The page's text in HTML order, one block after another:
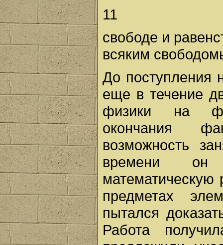
11
свободе и
всяким
До поступления
еще в течение
физики на
окончания
возможность
времени он
предметах
пытался
Работа